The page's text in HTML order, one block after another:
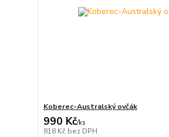
Koberec-Australský ovčák
990 Kč/ks
818 Kč bez DPH